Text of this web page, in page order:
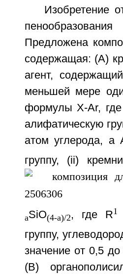
Изобретение
Предложена
содержащая: (А)
агент,
меньшей мере
формулы Х-Ar, где
алифатическую
атом углерода, а
группу, (ii)
aSiO(4-a)/2, где R1
группу,
значение от 0,5
(В)